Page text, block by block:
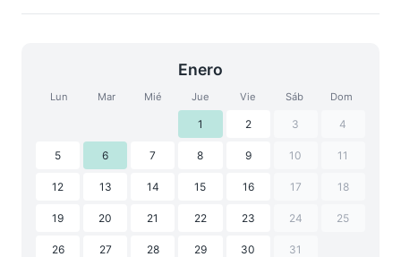
Enero
Lun Mar Mié Jue Vie Sáb Dom
1 2 3 4
5 6 7 8 9 10 11
12 13 14 15 16 17 18
19 20 21 22 23 24 25
26 27 28 29 30 31